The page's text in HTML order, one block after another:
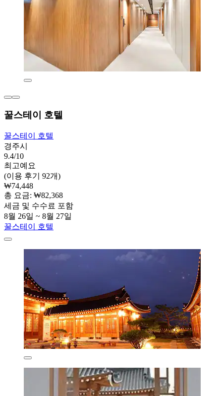
꿀스테이 호텔
꿀스테이 호텔
경주시
9.4/10
최고예요
(이용 후기 92개)
₩74,448
총 요금: ₩82,368
세금 및 수수료 포함
8월 26일 ~ 8월 27일
꿀스테이 호텔